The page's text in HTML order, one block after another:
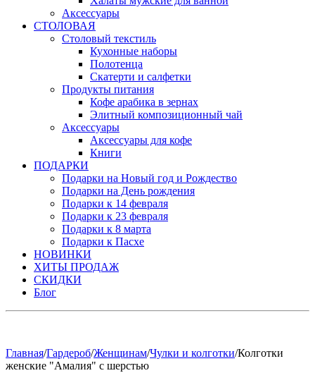
Аксессуары
СТОЛОВАЯ
Столовый текстиль
Кухонные наборы
Полотенца
Скатерти и салфетки
Продукты питания
Кофе арабика в зернах
Элитный композиционный чай
Аксессуары
Аксессуары для кофе
Книги
ПОДАРКИ
Подарки на Новый год и Рождество
Подарки на День рождения
Подарки к 14 февраля
Подарки к 23 февраля
Подарки к 8 марта
Подарки к Пасхе
НОВИНКИ
ХИТЫ ПРОДАЖ
СКИДКИ
Блог
Главная/Гардероб/Женщинам/Чулки и колготки/Колготки
женские "Амалия" с шерстью